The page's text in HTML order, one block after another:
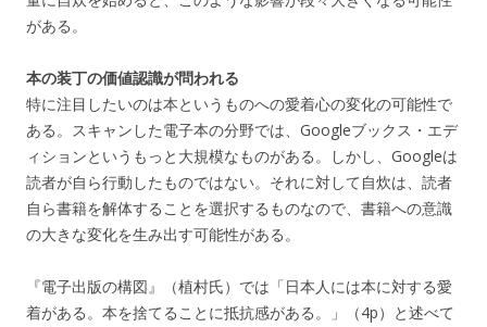
がある。
本の装丁の価値認識が問われる
特に注目したいのは本というものへの愛着心の変化の可能性で
ある。スキャンした電子本の分野では、Googleブックス・エデ
ィションというもっと大規模なものがある。しかし、Googleは
読者が自ら行動したものではない。それに対して自炊は、読者
自ら書籍を解体することを選択するものなので、書籍への意識
の大きな変化を生み出す可能性がある。
『電子出版の構図』（植村氏）では「日本人には本に対する愛
着がある。本を捨てることに抵抗感がある。」（4p）と述べて